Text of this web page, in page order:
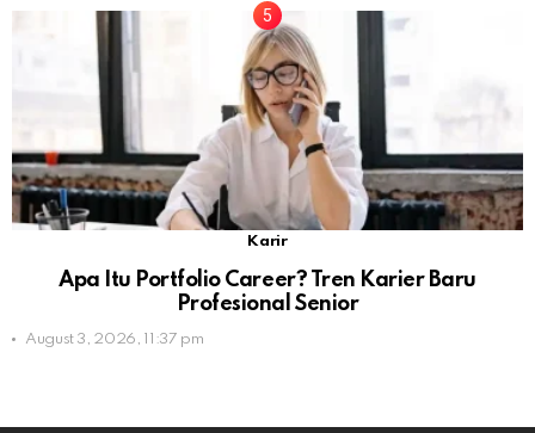
Karir
Apa Itu Portfolio Career? Tren Karier Baru
Profesional Senior
August 3, 2026, 11:37 pm